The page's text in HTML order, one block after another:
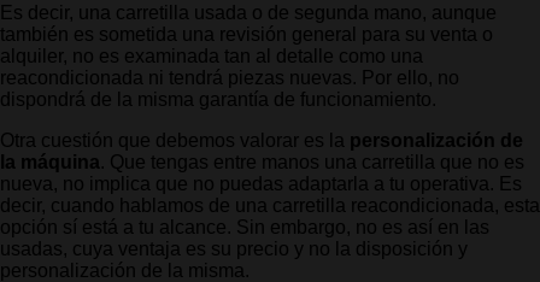
Es decir, una carretilla usada o de segunda mano, aunque
también es sometida una revisión general para su venta o
alquiler, no es examinada tan al detalle como una
reacondicionada ni tendrá piezas nuevas. Por ello, no
dispondrá de la misma garantía de funcionamiento.
Otra cuestión que debemos valorar es la personalización de
la máquina. Que tengas entre manos una carretilla que no es
nueva, no implica que no puedas adaptarla a tu operativa. Es
decir, cuando hablamos de una carretilla reacondicionada, esta
opción sí está a tu alcance. Sin embargo, no es así en las
usadas, cuya ventaja es su precio y no la disposición y
personalización de la misma.